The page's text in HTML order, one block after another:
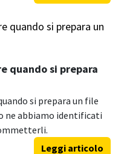
quando si prepara
si prepara un file
ne abbiamo identificati
Leggi articolo